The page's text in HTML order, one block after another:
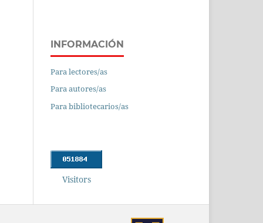
INFORMACIÓN
Para lectores/as
Para autores/as
Para bibliotecarios/as
Visitors